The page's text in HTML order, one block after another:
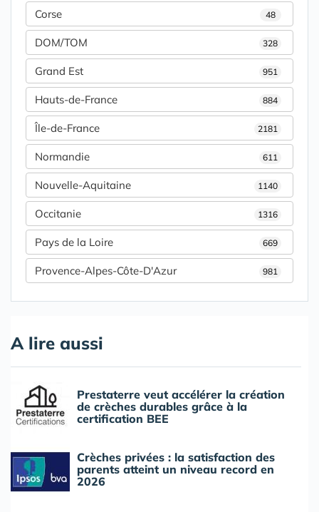
Corse 48
DOM/TOM 328
Grand Est 951
Hauts-de-France 884
Île-de-France 2181
Normandie 611
Nouvelle-Aquitaine 1140
Occitanie 1316
Pays de la Loire 669
Provence-Alpes-Côte-D'Azur 981
A lire aussi
Prestaterre veut accélérer la création
de crèches durables grâce à la
certification BEE
Crèches privées : la satisfaction des
parents atteint un niveau record en
2026